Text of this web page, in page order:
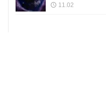
11.02